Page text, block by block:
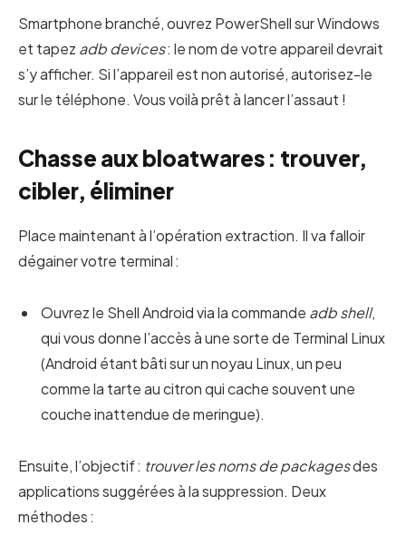
Smartphone branché, ouvrez PowerShell sur Windows
et tapez adb devices: le nom de votre appareil devrait
s’y afficher. Si l’appareil est non autorisé, autorisez-le
sur le téléphone. Vous voilà prêt à lancer l’assaut !
Chasse aux bloatwares : trouver,
cibler, éliminer
Place maintenant à l’opération extraction. Il va falloir
dégainer votre terminal :
Ouvrez le Shell Android via la commande adb shell,
qui vous donne l’accès à une sorte de Terminal Linux
(Android étant bâti sur un noyau Linux, un peu
comme la tarte au citron qui cache souvent une
couche inattendue de meringue).
Ensuite, l’objectif : trouver les noms de packagesdes
applications suggérées à la suppression. Deux
méthodes :